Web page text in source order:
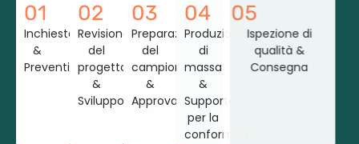
01
Inchiesta
&
Preventivo
02
Revisione
del
progetto
&
Sviluppo
03
Preparazione
del
campione
&
Approvazione
04
Produzione
di
massa
&
Supporto
per la
conformità
05
Ispezione di
qualità &
Consegna